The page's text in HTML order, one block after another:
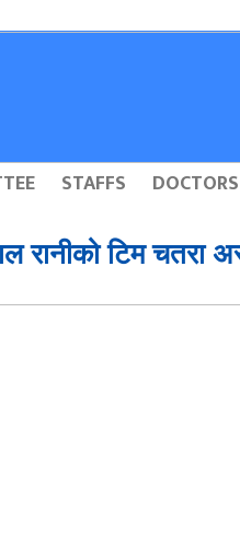
STAFFS DOCTORS
रानीको टिम चतरा